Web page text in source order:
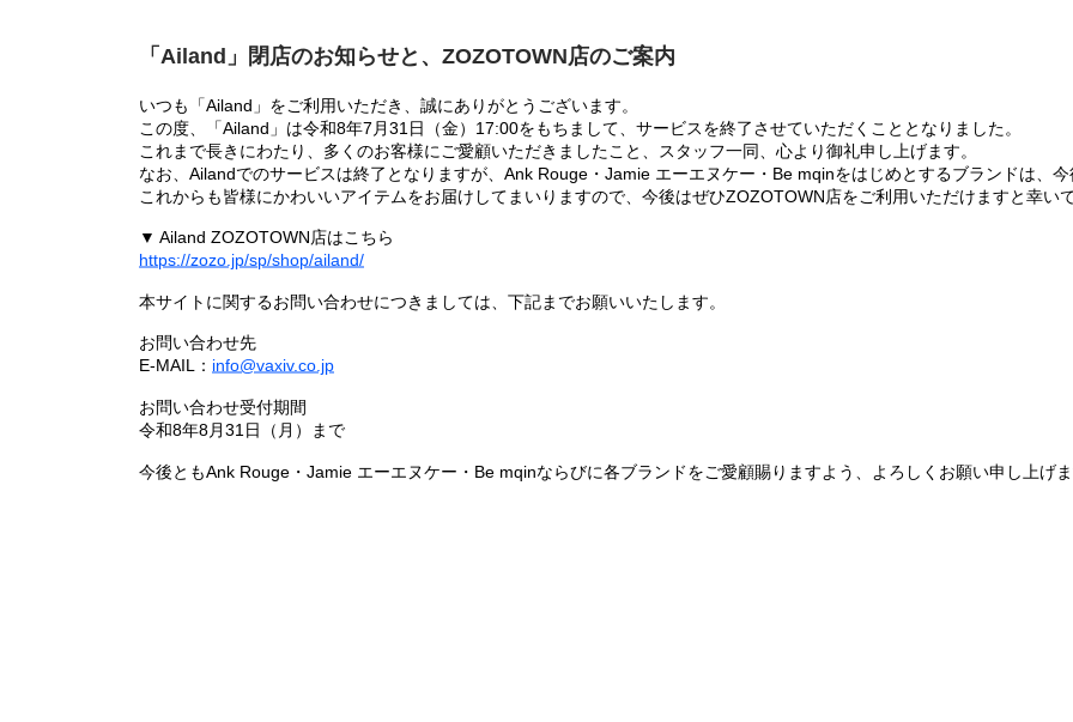
「Ailand」閉店のお知らせと、ZOZOTOWN店のご案内
いつも「Ailand」をご利用いただき、誠にありがとうございます。
この度、「Ailand」は令和8年7月31日（金）17:00をもちまして、サービスを終了させていただくこととなりました。
これまで長きにわたり、多くのお客様にご愛顧いただきましたこと、スタッフ一同、心より御礼申し上げます。
なお、Ailandでのサービスは終了となりますが、Ank Rouge・Jamie エーエヌケー・Be mqinをはじめとするブランドは、
これからも皆様にかわいいアイテムをお届けしてまいりますので、今後はぜひZOZOTOWN店をご利用いただけますと幸いで
▼ Ailand ZOZOTOWN店はこちら
https://zozo.jp/sp/shop/ailand/
本サイトに関するお問い合わせにつきましては、下記までお願いいたします。
お問い合わせ先
E-MAIL： info@vaxiv.co.jp
お問い合わせ受付期間
令和8年8月31日（月）まで
今後ともAnk Rouge・Jamie エーエヌケー・Be mqinならびに各ブランドをご愛顧賜りますよう、よろしくお願い申し上げま